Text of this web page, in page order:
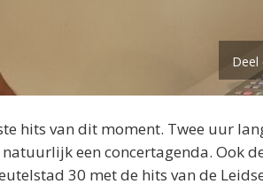
hits van dit moment. Twee uur
een concertagenda. Ook
30 met de hits van de